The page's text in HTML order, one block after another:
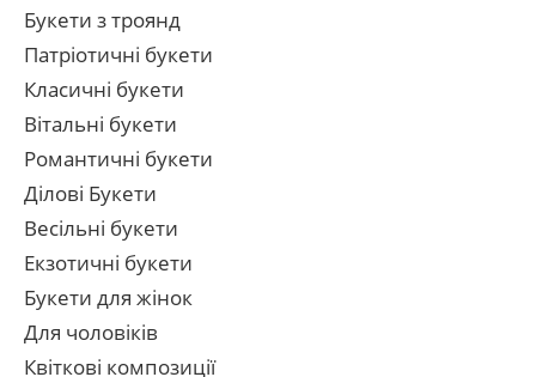
Букети з троянд
Патріотичні букети
Класичні букети
Вітальні букети
Романтичні букети
Ділові Букети
Весільні букети
Екзотичні букети
Букети для жінок
Для чоловіків
Квіткові композиції